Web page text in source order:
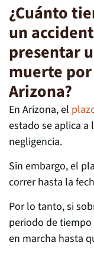
¿Cuánto
un
presentar
muerte
Arizona?
En Arizona, el
estado se aplica
negligencia.
Sin embargo, el
correr hasta la
Por lo tanto, si
periodo de
en marcha hasta